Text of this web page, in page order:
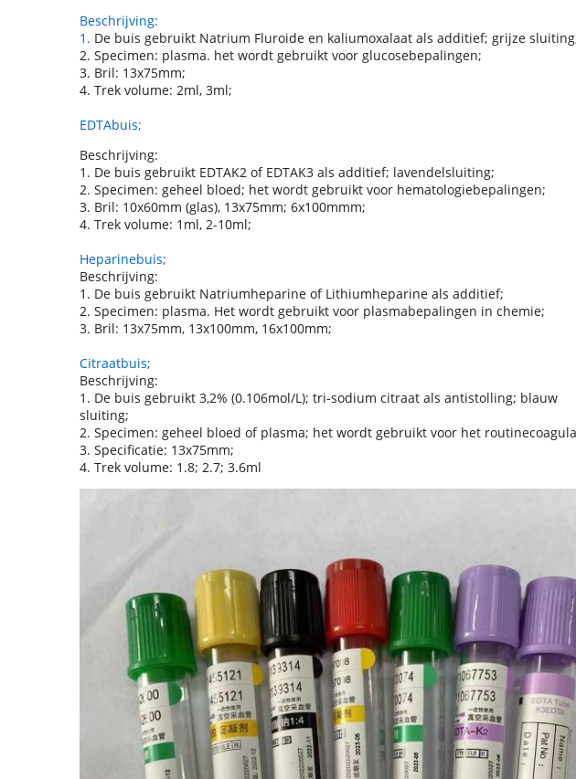
Beschrijving:
1. De buis gebruikt Natrium Fluroide en kaliumoxalaat als additief; grijze
2. Specimen: plasma. het wordt gebruikt voor glucosebepalingen;
3. Bril: 13x75mm;
4. Trek volume: 2ml, 3ml;
EDTAbuis;
Beschrijving:
1. De buis gebruikt EDTAK2 of EDTAK3 als additief; lavendelsluiting;
2. Specimen: geheel bloed; het wordt gebruikt voor hematologiebepalingen;
3. Bril: 10x60mm (glas), 13x75mm; 6x100mmm;
4. Trek volume: 1ml, 2-10ml;
Heparinebuis;
Beschrijving:
1. De buis gebruikt Natriumheparine of Lithiumheparine als additief;
2. Specimen: plasma. Het wordt gebruikt voor plasmabepalingen in chemie;
3. Bril: 13x75mm, 13x100mm, 16x100mm;
Citraatbuis;
Beschrijving:
1. De buis gebruikt 3,2% (0.106mol/L); tri-sodium citraat als antistolling; blauw
sluiting;
2. Specimen: geheel bloed of plasma; het wordt gebruikt voor het
3. Specificatie: 13x75mm;
4. Trek volume: 1.8; 2.7; 3.6ml